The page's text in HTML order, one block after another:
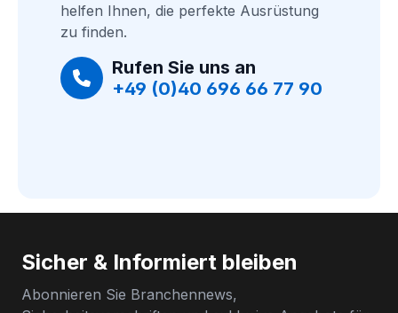
helfen Ihnen, die perfekte Ausrüstung
zu finden.
Rufen Sie uns an
+49 (0)40 696 66 77 90
Sicher & Informiert bleiben
Abonnieren Sie Branchennews,